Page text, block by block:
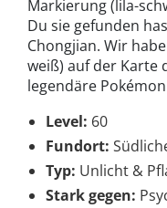
Markierung (lila-
Du sie gefunden
Chongjian. Wir
weiß) auf der Karte
legendäre
Level: 60
Fundort:
Typ: Unlicht &
Stark gegen: